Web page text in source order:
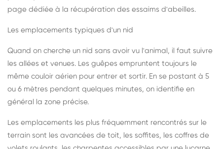
page dédiée à la récupération des essaims d'abeilles.
Les emplacements typiques d'un nid
Quand on cherche un nid sans avoir vu l'animal, il faut suivre
les allées et venues. Les guêpes empruntent toujours le
même couloir aérien pour entrer et sortir. En se postant à 5
ou 6 mètres pendant quelques minutes, on identifie en
général la zone précise.
Les emplacements les plus fréquemment rencontrés sur le
terrain sont les avancées de toit, les soffites, les coffres de